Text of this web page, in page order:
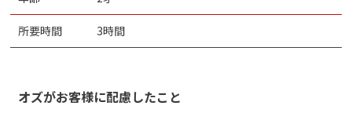
所要時間 3時間
オズがお客様に配慮したこと